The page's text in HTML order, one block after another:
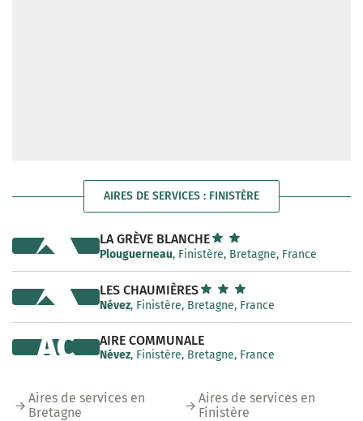
AIRES DE SERVICES : FINISTÈRE
LA GRÈVE BLANCHE
Plouguerneau, Finistère, Bretagne, France
LES CHAUMIÈRES
Névez, Finistère, Bretagne, France
AIRE COMMUNALE
Névez, Finistère, Bretagne, France
AC
Aires de services en
Bretagne
Aires de services en
Finistère